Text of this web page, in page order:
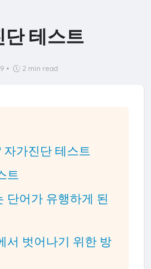
단 테스트
• 2 min read
자가진단 테스트
트
단어가 유행하게 된
서 벗어나기 위한 방